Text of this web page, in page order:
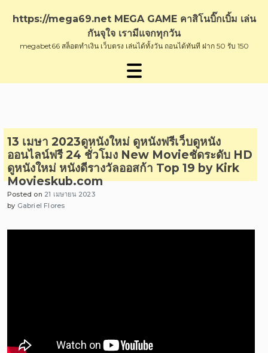
https://mega69.net MEGA GAME คาสิโนบิ๊กเบิ้ม เล่น
กันจุใจ เรามีแจกทุกวัน
megabet66 สล็อตทำเงิน เว็บตรง เล่นได้ทั้งวัน ถอนได้ทันที ฝาก 50 รับ 150
13 เมษา 2023ดูหนังใหม่ ดูหนังฟรีเว็บดูหนัง
ออนไลน์ฟรี 24 ชั่วโมง New Movieชัดระดับ HD
ดูหนังใหม่ หนังดีรางวัลออสก้า Top 19 by Kirk
Movieskub.com
Posted on 21 เมษายน 2023
by Gabriel Flores